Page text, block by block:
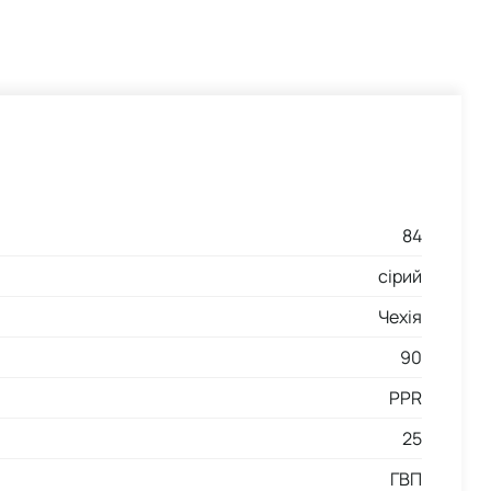
84
сірий
Чехія
90
PPR
25
ГВП